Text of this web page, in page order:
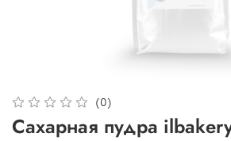
(0)
Сахарная пудра